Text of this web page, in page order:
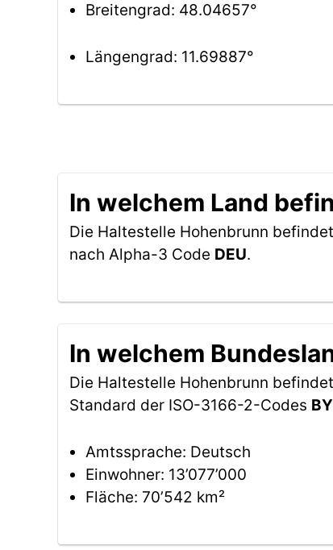
Breitengrad: 48.04657°
Längengrad: 11.69887°
In welchem Land
Die Haltestelle Hohenbrunn
nach Alpha-3 Code DEU.
In welchem
Die Haltestelle Hohenbrunn
Standard der ISO-3166-2-Codes BY
Amtssprache: Deutsch
Einwohner: 13’077’000
Fläche: 70’542 km²